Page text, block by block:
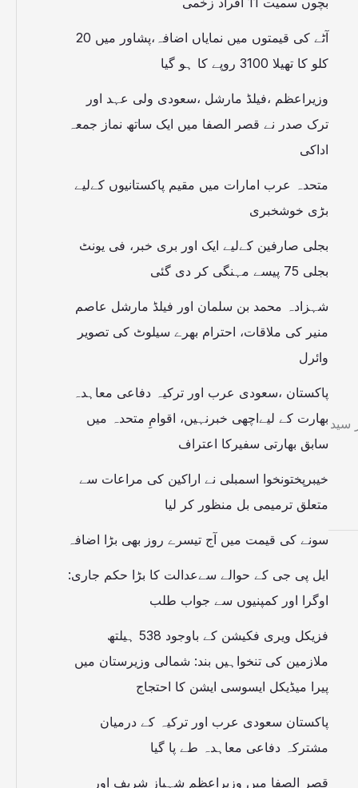
سید
آٹے کی قیمتوں میں نمایاں اضافہ،پشاور میں 20
کلو کا تھیلا 3100 روپے کا ہو گیا
وزیراعظم ،فیلڈ مارشل ،سعودی ولی عہد اور
ترک صدر نے قصر الصفا میں ایک ساتھ نماز جمعہ
اداکی
متحدہ عرب امارات میں مقیم پاکستانیوں کےلیے
بڑی خوشخبری
بجلی صارفین کےلیے ایک اور بری خبر، فی یونٹ
بجلی 75 پیسے مہنگی کر دی گئی
شہزادہ محمد بن سلمان اور فیلڈ مارشل عاصم
منیر کی ملاقات، احترام بھرے سیلوٹ کی تصویر
وائرل
پاکستان ،سعودی عرب اور ترکیہ دفاعی معاہدہ
بھارت کے لیےاچھی خبرنہیں، اقوامِ متحدہ میں
سابق بھارتی سفیرکا اعتراف
خیبرپختونخوا اسمبلی نے اراکین کی مراعات سے
متعلق ترمیمی بل منظور کر لیا
سونے کی قیمت میں آج تیسرے روز بھی بڑا اضافہ
ایل پی جی کے حوالے سےعدالت کا بڑا حکم جاری:
اوگرا اور کمپنیوں سے جواب طلب
فزیکل ویری فکیشن کے باوجود 538 ہیلتھ
ملازمین کی تنخواہیں بند: شمالی وزیرستان میں
پیرا میڈیکل ایسوسی ایشن کا احتجاج
پاکستان سعودی عرب اور ترکیہ کے درمیان
مشترکہ دفاعی معاہدہ طے پا گیا
قصر الصفا میں وزیراعظم شہباز شریف اور